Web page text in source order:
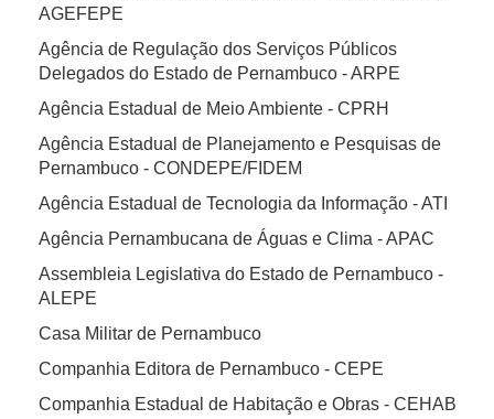
AGEFEPE
Agência de Regulação dos Serviços Públicos
Delegados do Estado de Pernambuco - ARPE
Agência Estadual de Meio Ambiente - CPRH
Agência Estadual de Planejamento e Pesquisas de
Pernambuco - CONDEPE/FIDEM
Agência Estadual de Tecnologia da Informação - ATI
Agência Pernambucana de Águas e Clima - APAC
Assembleia Legislativa do Estado de Pernambuco -
ALEPE
Casa Militar de Pernambuco
Companhia Editora de Pernambuco - CEPE
Companhia Estadual de Habitação e Obras - CEHAB